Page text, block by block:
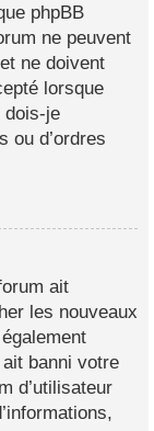
phpBB
ne peuvent
ne doivent
lorsque
dois-je
ou d’ordres
ait
les nouveaux
banni votre
d’utilisateur